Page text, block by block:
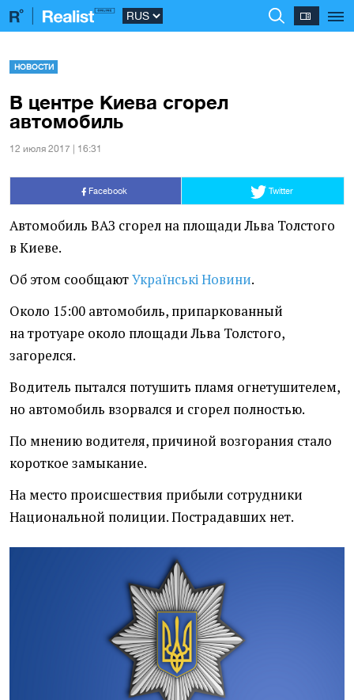
НОВОСТИ
В центре Киева сгорел
автомобиль
12 июля 2017 | 16:31
Facebook Twitter
Автомобиль ВАЗ сгорел на площади Льва Толстого
в Киеве.
Об этом сообщаютУкраїнські Новини.
Около 15:00 автомобиль, припаркованный
на тротуаре около площади Льва Толстого,
загорелся.
Водитель пытался потушить пламя огнетушителем,
но автомобиль взорвался и сгорел полностью.
По мнению водителя, причиной возгорания стало
короткое замыкание.
На место происшествия прибыли сотрудники
Национальной полиции. Пострадавших нет.